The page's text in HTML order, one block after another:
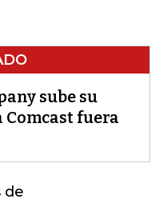
sube su
Comcast fuera
de